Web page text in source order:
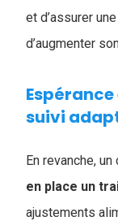
et d’assurer
d’augmenter
suivi
En revanche,
en place un
ajustements